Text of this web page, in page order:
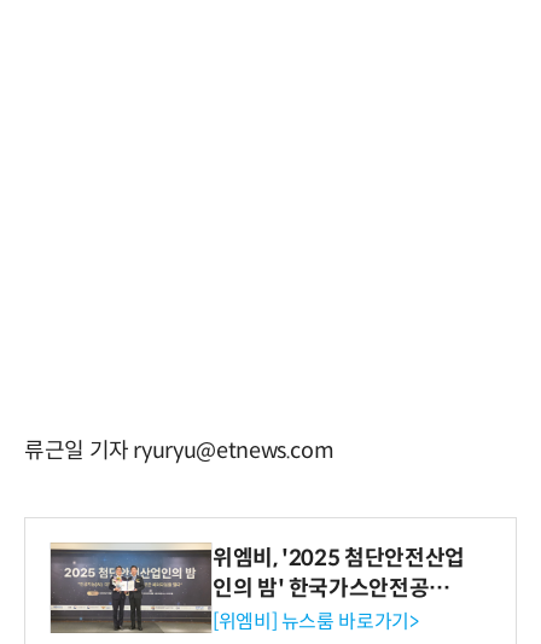
류근일 기자 ryuryu@etnews.com
위엠비, '2025 첨단안전산업
인의 밤' 한국가스안전공사
사장상 수상
[위엠비] 뉴스룸 바로가기>